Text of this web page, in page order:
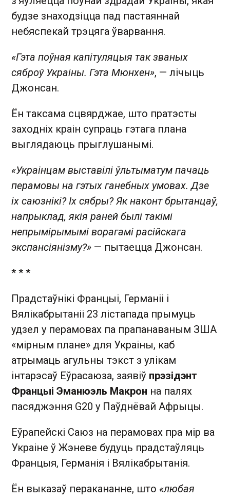
будзе знаходзіцца пад пастаяннай
небяспекай трэцяга ўварвання.
«Гэта поўная капітуляцыя так званых
сяброў Украіны. Гэта Мюнхен», — лічыць
Джонсан.
Ён таксама сцвярджае, што пратэсты
заходніх краін супраць гэтага плана
выглядаюць прыглушанымі.
«Украінцам выставілі ўльтыматум пачаць
перамовы на гэтых ганебных умовах. Дзе
іх саюзнікі? Іх сябры? Як наконт брытанцаў,
напрыклад, якія раней былі такімі
непрымірымымі ворагамі расійскага
экспансіянізму?» — пытаецца Джонсан.
* * *
Прадстаўнікі Францыі, Германіі і
Вялікабрытаніі 23 лістапада прымуць
удзел у перамовах па прапанаваным ЗША
«мірным плане» для Украіны, каб
атрымаць агульны тэкст з улікам
інтарэсаў Еўрасаюза, заявіў прэзідэнт
Францыі Эманюэль Макрон на палях
пасяджэння G20 у Паўднёвай Афрыцы.
Еўрапейскі Саюз на перамовах пра мір ва
Украіне ў Жэневе будуць прадстаўляць
Францыя, Германія і Вялікабрытанія.
Ён выказаў перакананне, што «любая